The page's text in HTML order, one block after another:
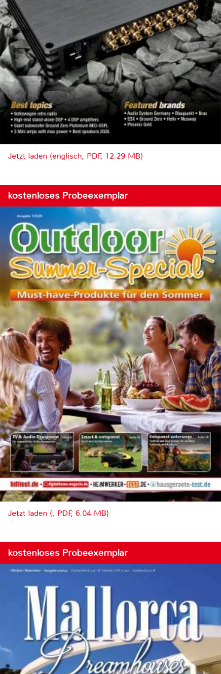
Jetzt laden (englisch, PDF, 12.29 MB)
kostenloses Probeexemplar
Jetzt laden (, PDF, 6.04 MB)
kostenloses Probeexemplar